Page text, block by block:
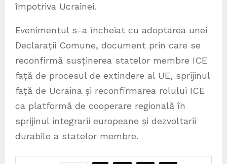
împotriva Ucrainei.
Evenimentul s-a încheiat cu adoptarea unei
Declarații Comune, document prin care se
reconfirmă susținerea statelor membre ICE
față de procesul de extindere al UE, sprijinul
față de Ucraina și reconfirmarea rolului ICE
ca platformă de cooperare regională în
sprijinul integrarii europeane și dezvoltarii
durabile a statelor membre.